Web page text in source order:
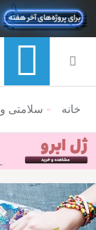
منوی ناوبری خرده
خانه سلامتی